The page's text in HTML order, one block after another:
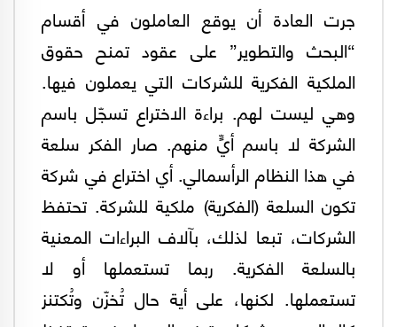
جرت العادة أن يوقع العاملون في أقسام
“البحث والتطوير” على عقود تمنح حقوق
الملكية الفكرية للشركات التي يعملون فيها.
وهي ليست لهم. براءة الاختراع تسجّل باسم
الشركة لا باسم أيٍّ منهم. صار الفكر سلعة
في هذا النظام الرأسمالي. أي اختراع في شركة
تكون السلعة (الفكرية) ملكية للشركة. تحتفظ
الشركات، تبعا لذلك، بآلاف البراءات المعنية
بالسلعة الفكرية. ربما تستعملها أو لا
تستعملها. لكنها، على أية حال تُخزّن وتُكتنز